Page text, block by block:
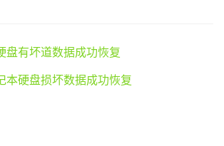
盘有坏道数据成功恢复
本硬盘损坏数据成功恢复